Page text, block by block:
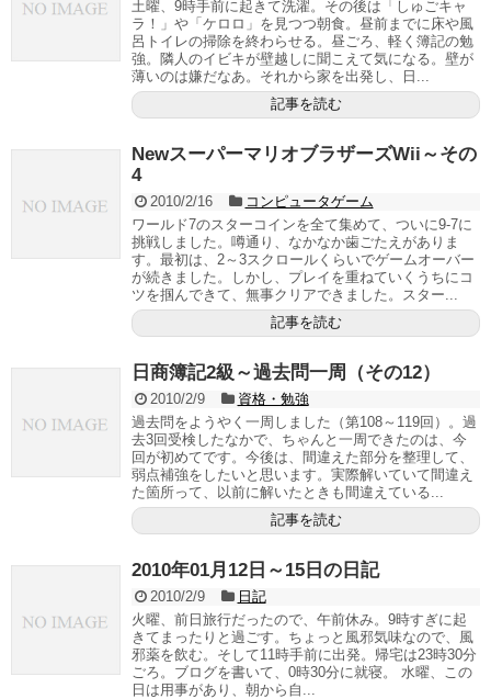
土曜、9時手前に起きて洗濯。その後は「しゅごキャ
ラ！」や「ケロロ」を見つつ朝食。昼前までに床や風
呂トイレの掃除を終わらせる。昼ごろ、軽く簿記の勉
強。隣人のイビキが壁越しに聞こえて気になる。壁が
薄いのは嫌だなあ。それから家を出発し、日...
記事を読む
NewスーパーマリオブラザーズWii～その
4
2010/2/16
コンピュータゲーム
ワールド7のスターコインを全て集めて、ついに9-7に
挑戦しました。噂通り、なかなか歯ごたえがありま
す。最初は、2～3スクロールくらいでゲームオーバー
が続きました。しかし、プレイを重ねていくうちにコ
ツを掴んできて、無事クリアできました。スター...
記事を読む
日商簿記2級～過去問一周（その12）
2010/2/9
資格・勉強
過去問をようやく一周しました（第108～119回）。過
去3回受検したなかで、ちゃんと一周できたのは、今
回が初めてです。今後は、間違えた部分を整理して、
弱点補強をしたいと思います。実際解いていて間違え
た箇所って、以前に解いたときも間違えている...
記事を読む
2010年01月12日～15日の日記
2010/2/9
日記
火曜、前日旅行だったので、午前休み。9時すぎに起
きてまったりと過ごす。ちょっと風邪気味なので、風
邪薬を飲む。そして11時手前に出発。帰宅は23時30分
ごろ。ブログを書いて、0時30分に就寝。 水曜、この
日は用事があり、朝から自...